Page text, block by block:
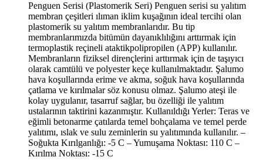
Penguen Serisi (Plastomerik Seri) Penguen serisi su yalıtım
membran çeşitleri ılıman iklim kuşağının ideal tercihi olan
plastomerik su yalıtım membranlarıdır. Bu tip
membranlarımızda bitümün dayanıklılığını arttırmak için
termoplastik reçineli ataktikpolipropilen (APP) kullanılır.
Membranların fiziksel dirençlerini arttırmak için de taşıyıcı
olarak camtülü ve polyester keçe kullanılmaktadır. Şalumo
hava koşullarında erime ve akma, soğuk hava koşullarında
çatlama ve kırılmalar söz konusu olmaz. Şalumo ateşi ile
kolay uygulanır, tasarruf sağlar, bu özelliği ile yalıtım
ustalarının taktirini kazanmıştır. Kullanıldığı Yerler: Teras ve
eğimli betonarme çatılarda temel bohçalama ve temel perde
yalıtımı, ıslak ve sulu zeminlerin su yalıtımında kullanılır. –
Soğukta Kırılganlığı: -5 C – Yumuşama Noktası: 110 C –
Kırılma Noktası: -15 C